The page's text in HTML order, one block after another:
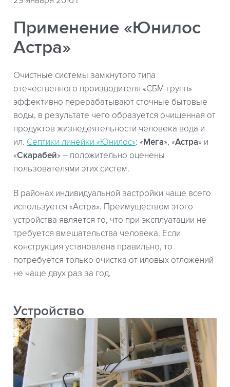
Применение «Юнилос
Астра»
Очистные системы замкнутого типа
отечественного производителя «СБМ-групп»
эффективно перерабатывают сточные бытовые
воды, в результате чего образуется очищенная от
продуктов жизнедеятельности человека вода и
ил. Септики линейки «Юнилос»: «Мега», «Астра» и
«Скарабей» – положительно оценены
пользователями этих систем.
В районах индивидуальной застройки чаще всего
используется «Астра». Преимуществом этого
устройства является то, что при эксплуатации не
требуется вмешательства человека. Если
конструкция установлена правильно, то
потребуется только очистка от иловых отложений
не чаще двух раз за год.
Устройство